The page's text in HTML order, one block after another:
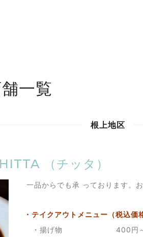
一覧
根上地区
（チッタ）
一品からでも承 っております。
・テイクアウトメニュー（税込価
・揚げ物
400円